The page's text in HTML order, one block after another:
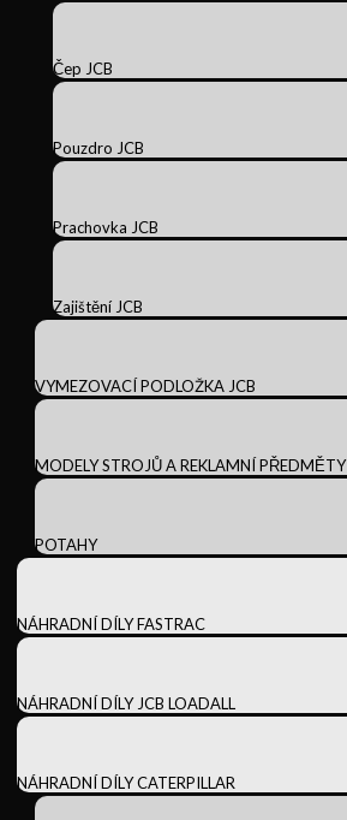
Čep JCB
Pouzdro JCB
Prachovka JCB
Zajištění JCB
VYMEZOVACÍ PODLOŽKA JCB
MODELY STROJŮ A REKLAMNÍ PŘEDMĚTY
POTAHY
NÁHRADNÍ DÍLY FASTRAC
NÁHRADNÍ DÍLY JCB LOADALL
NÁHRADNÍ DÍLY CATERPILLAR